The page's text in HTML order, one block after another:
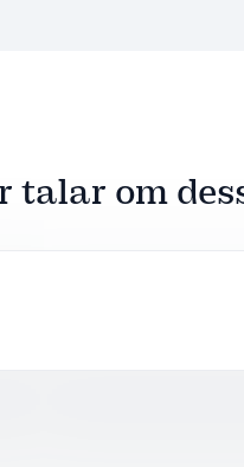
talar om